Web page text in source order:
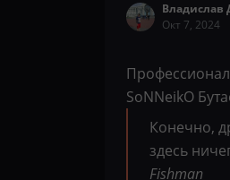
Владислав
Окт 7, 2024
SoNNeikO
Конечно,
здесь
Fishman